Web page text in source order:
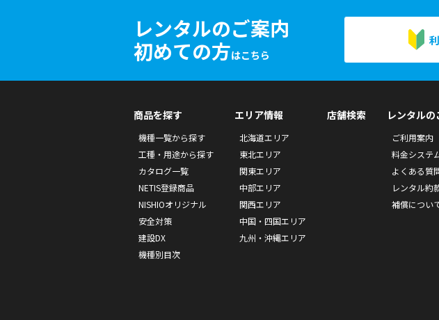
レンタルのご案内
初めての方はこちら
商品を探す
機種一覧から探す
工種・用途から探す
カタログ一覧
NETIS登録商品
NISHIOオリジナル
安全対策
建設DX
機種別目次
エリア情報
北海道エリア
東北エリア
関東エリア
中部エリア
関西エリア
中国・四国エリア
九州・沖縄エリア
店舗検索 レンタルの
ご利用案内
料金システ
よくある質
レンタル約
補償につい